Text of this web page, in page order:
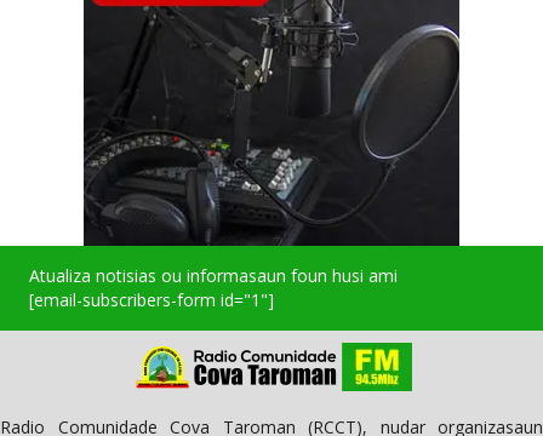
Atualiza notisias ou informasaun foun husi ami
[email-subscribers-form id="1"]
Radio Comunidade Cova Taroman (RCCT), nudar organizasaun